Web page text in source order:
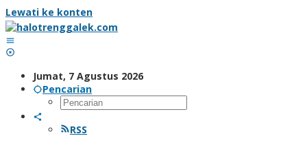
Lewati ke konten
Jumat, 7 Agustus 2026
Pencarian
RSS